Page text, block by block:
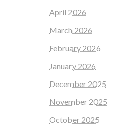
April 2026
March 2026
February 2026
January 2026
December 2025
November 2025
October 2025